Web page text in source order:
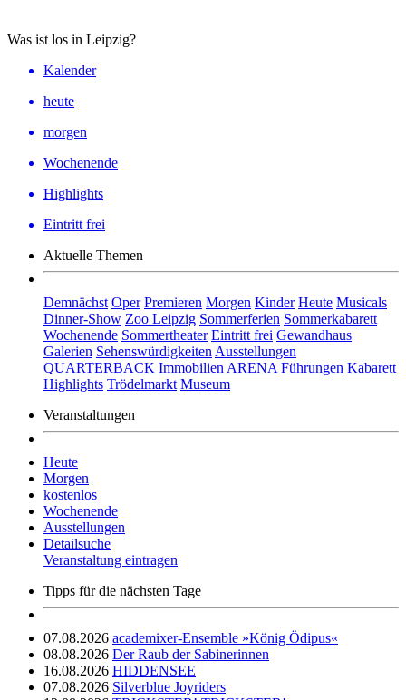
Was ist los in Leipzig?
Kalender
heute
morgen
Wochenende
Highlights
Eintritt frei
Aktuelle Themen
Demnächst Oper Premieren Morgen Kinder Heute Musicals
Dinner-Show Zoo Leipzig Sommerferien Sommerkabarett
Wochenende Sommertheater Eintritt frei Gewandhaus
Galerien Sehenswürdigkeiten Ausstellungen
QUARTERBACK Immobilien ARENA Führungen Kabarett
Highlights Trödelmarkt Museum
Veranstaltungen
Heute
Morgen
kostenlos
Wochenende
Ausstellungen
Detailsuche
Veranstaltung eintragen
Tipps für die nächsten Tage
07.08.2026 academixer-Ensemble »König Ödipus«
08.08.2026 Der Raub der Sabinerinnen
16.08.2026 HIDDENSEE
07.08.2026 Silverblue Joyriders